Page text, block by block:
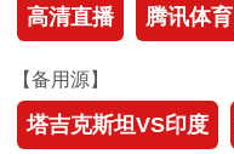
高清直播 腾讯体育
【备用源】
塔吉克斯坦VS印度